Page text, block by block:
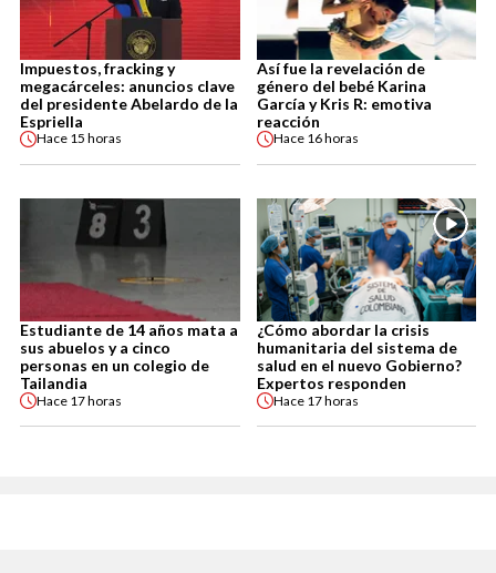
Impuestos, fracking y
megacárceles: anuncios clave
del presidente Abelardo de la
Espriella
Hace 15 horas
Así fue la revelación de
género del bebé Karina
García y Kris R: emotiva
reacción
Hace 16 horas
Estudiante de 14 años mata a
sus abuelos y a cinco
personas en un colegio de
Tailandia
Hace 17 horas
¿Cómo abordar la crisis
humanitaria del sistema de
salud en el nuevo Gobierno?
Expertos responden
Hace 17 horas